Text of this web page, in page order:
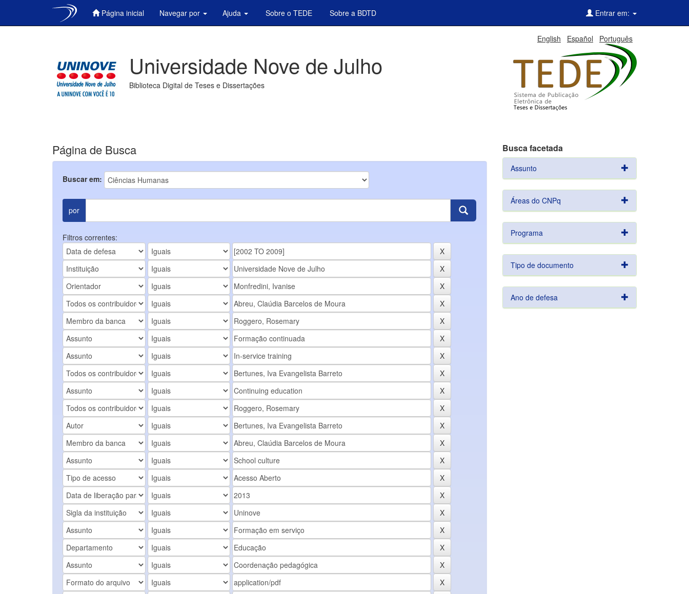
Página inicial Navegar por Ajuda Sobre o TEDE Sobre a BDTD Entrar em:
English Español Português
Universidade Nove de Julho
Biblioteca Digital de Teses e Dissertações
Página de Busca
Buscar em:
por
Filtros correntes:
Busca facetada
Assunto
Áreas do CNPq
Programa
Tipo de documento
Ano de defesa